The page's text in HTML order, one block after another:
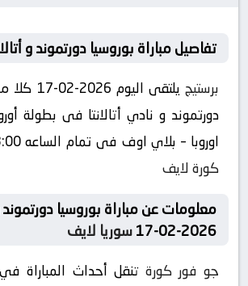
تفاصيل مباراة بوروسيا دورتموند و
برستيج
يلتقى
دورتموند و نادي أتالانتا فى بطولة
اوروبا – بلاي اوف فى تمام الساعه 23:00 بتوقيت مصر
كورة لايف
معلومات عن مباراة بوروسيا دورتموند و
2026-02-17
سوريا لايف
جو فور كورة تنقل أحداث المباراة